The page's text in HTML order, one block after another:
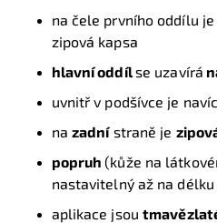
na čele prvního oddílu
zipová kapsa
hlavní oddílse uzavírá
uvnitř v podšívce je
na zadnístraně je
popruh(kůže na
nastavitelný až na délku
aplikace jsou